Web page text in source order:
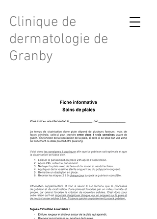
Clinique de
dermatologie de
Granby